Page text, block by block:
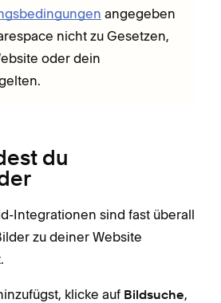
angegeben
nicht zu Gesetzen,
oder dein
du
Integrationen sind fast überall
zu deiner Website
klicke auf Bildsuche,